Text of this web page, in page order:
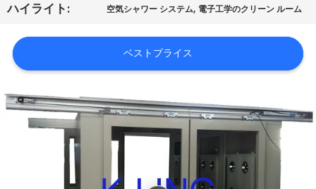
工
場
ツ
ア
ハイライト: 空気シャワー システム, 電子工学のクリーン ルーム
ベストプライス